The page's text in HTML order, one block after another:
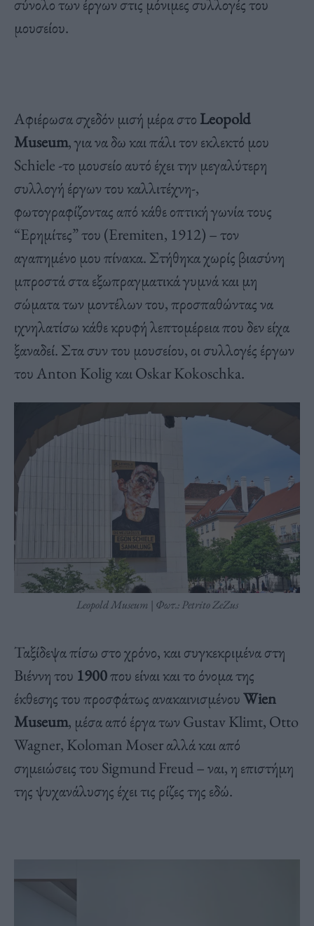
σύνολο των έργων στις μόνιμες συλλογές του
μουσείου.
Αφιέρωσα σχεδόν μισή μέρα στο Leopold
Museum, για να δω και πάλι τον εκλεκτό μου
Schiele -το μουσείο αυτό έχει την μεγαλύτερη
συλλογή έργων του καλλιτέχνη-,
φωτογραφίζοντας από κάθε οπτική γωνία τους
“Ερημίτες” του (Eremiten, 1912) – τον
αγαπημένο μου πίνακα. Στήθηκα χωρίς βιασύνη
μπροστά στα εξωπραγματικά γυμνά και μη
σώματα των μοντέλων του, προσπαθώντας να
ιχνηλατίσω κάθε κρυφή λεπτομέρεια που δεν είχα
ξαναδεί. Στα συν του μουσείου, οι συλλογές έργων
του Anton Kolig και Oskar Kokoschka.
Leopold Museum | Φωτ.: Petrito ZeZus
Ταξίδεψα πίσω στο χρόνο, και συγκεκριμένα στη
Βιέννη του 1900που είναι και το όνομα της
έκθεσης του προσφάτως ανακαινισμένουWien
Museum, μέσα από έργα των Gustav Klimt, Otto
Wagner, Koloman Moser αλλά και από
σημειώσεις του Sigmund Freud – ναι, η επιστήμη
της ψυχανάλυσης έχει τις ρίζες της εδώ.